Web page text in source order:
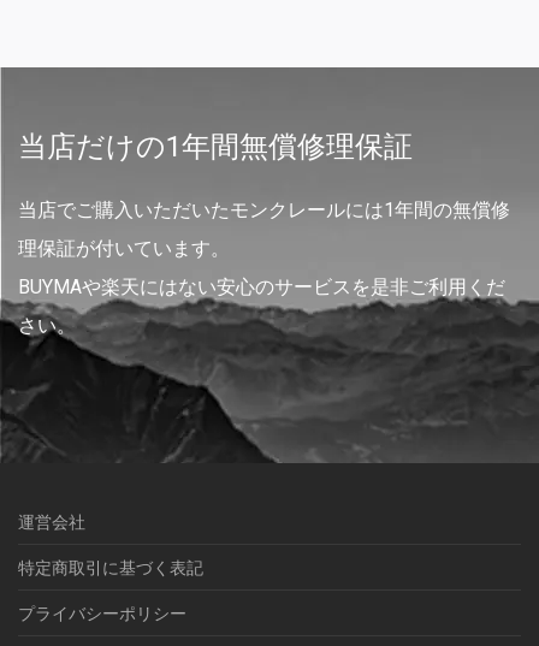
当店だけの1年間無償修理保証
当店でご購入いただいたモンクレールには1年間の無償修
理保証が付いています。
BUYMAや楽天にはない安心のサービスを是非ご利用くだ
さい。
運営会社
特定商取引に基づく表記
プライバシーポリシー